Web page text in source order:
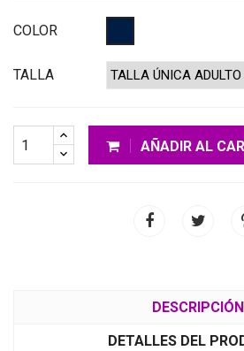
COLOR
TALLA
AÑADIR AL
DESCRIPCIÓN
DETALLES DEL